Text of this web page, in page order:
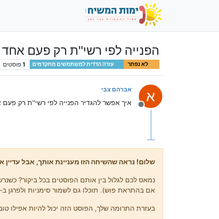
הפנייה לפי רשי''ת רק פעם
לא נפתר עזרה הדדית למשתמשים מתקדמים 1 פוסטים
א
מנותק
אברהם צבי
איך אפשר להגדיר הפנייה לפי רשי''ת רק
שלום! נראה שהשיחה הזו מעניינת אותך, אבל עדיין
נמאס לכם לגלול בין אותם הפוסטים בכל ביקור?
אם בהתראת פוש). תוכלו גם לשמור סימניות ולפרגן ב-upvote לפוסטים כדי להביע הערכה לחברי קהילה אחרים.
בעזרת התרומה שלך, הפוסט הזה יכול להיות אפילו